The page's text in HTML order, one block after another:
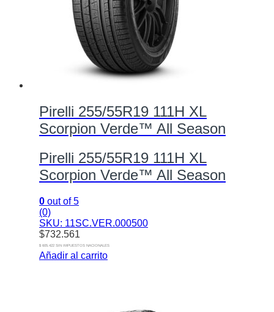
Pirelli 255/55R19 111H XL
Scorpion Verde™ All Season
Pirelli 255/55R19 111H XL
Scorpion Verde™ All Season
0 out of 5
(0)
SKU: 11SC.VER.000500
$732.561
$ 605.422 SIN IMPUESTOS NACIONALES
Añadir al carrito